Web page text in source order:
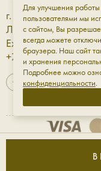
В
г. Санкт-Петербург,
Лиговский проспект,
Ежедневно с 10:00
+7 961 811-18-98
Для улучшения работы
пользователями мы
с сайтом, Вы
всегда можете
браузера. Наш сайт
и хранения
Подробнее можно
конфиденциальности.